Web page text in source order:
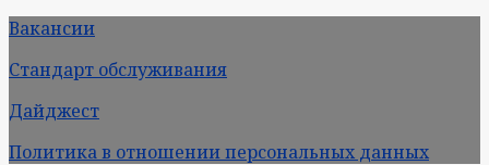
Вакансии
Стандарт обслуживания
Дайджест
Политика в отношении персональных данных